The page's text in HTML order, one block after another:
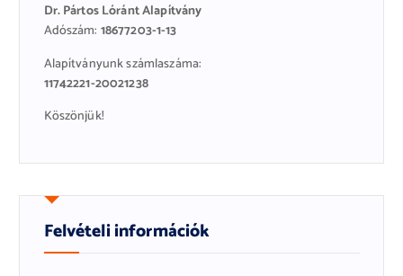
Dr. Pártos Lóránt Alapítvány
Adószám: 18677203-1-13
Alapítványunk számlaszáma:
11742221-20021238
Köszönjük!
Felvételi információk